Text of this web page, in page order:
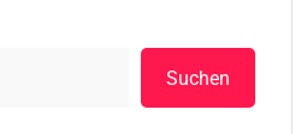
Suchen